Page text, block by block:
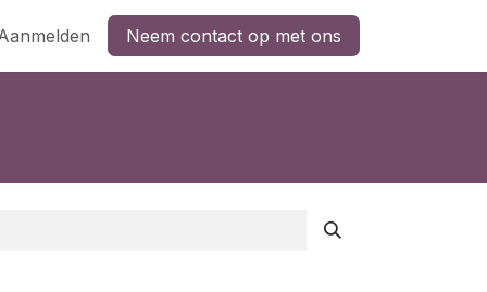
Neem contact op met ons